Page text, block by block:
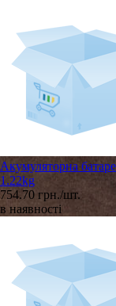
Акумуляторна
1.22kg
754.70 грн./шт.
в наявності